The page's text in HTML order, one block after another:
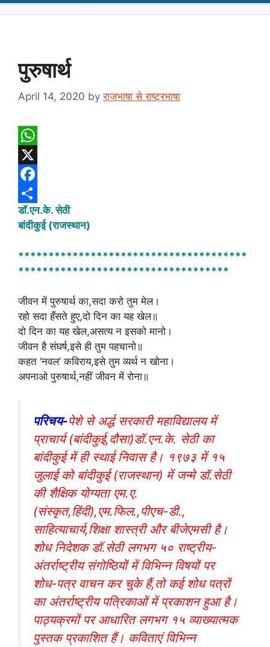
पुरुषार्थ
April 14, 2020 byराजभाषा से राष्ट्रभाषा
W
h
a
t
s
A
p
X
F
a
c
e
b
k
S
h
a
r
डॉ.एन.के. सेठी
बांदीकुई (राजस्थान)
**************************************
***********************************
जीवन में पुरुषार्थ का,सदा करो तुम मेल।
रहो सदा हँसते हुए,दो दिन का यह खेल॥
दो दिन का यह खेल,असत्य न इसको मानो।
जीवन है संघर्ष,इसे ही तुम पहचानो॥
कहत ‘नवल’ कविराय,इसे तुम व्यर्थ न खोना।
अपनाओ पुरुषार्थ,नहीं जीवन में रोना॥
परिचय-पेशे से अर्द्ध सरकारी महाविद्यालय में
प्राचार्य (बांदीकुई,दौसा)डॉ.एन.के. सेठी का
बांदीकुई में ही स्थाई निवास है। १९७३ में १५
जुलाई को बांदीकुई (राजस्थान) में जन्मे डॉ.सेठी
की शैक्षिक योग्यता एम.ए.
(संस्कृत,हिंदी),एम.फिल.,पीएच-डी.,
साहित्याचार्य,शिक्षा शास्त्री और बीजेएमसी है।
शोध निदेशक डॉ.सेठी लगभग ५० राष्ट्रीय-
अंतर्राष्ट्रीय संगोष्ठियों में विभिन्न विषयों पर
शोध-पत्र वाचन कर चुके हैं,तो कई शोध पत्रों
का अंतर्राष्ट्रीय पत्रिकाओं में प्रकाशन हुआ है।
पाठ्यक्रमों पर आधारित लगभग १५ व्याख्यात्मक
पुस्तक प्रकाशित हैं। कविताएं विभिन्न